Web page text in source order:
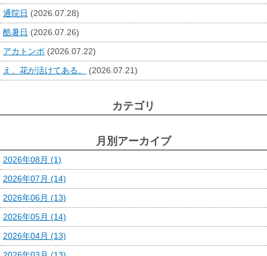
通院日 (2026.07.28)
酷暑日 (2026.07.26)
アカトンボ (2026.07.22)
え、花が活けてある。
(2026.07.21)
カテゴリ
月別アーカイブ
2026年08月 (1)
2026年07月 (14)
2026年06月 (13)
2026年05月 (14)
2026年04月 (13)